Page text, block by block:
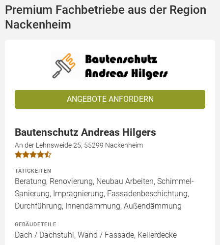
Premium Fachbetriebe aus der Region
Nackenheim
ANGEBOTE ANFORDERN
Bautenschutz Andreas Hilgers
An der Lehnsweide 25, 55299 Nackenheim
TÄTIGKEITEN
Beratung, Renovierung, Neubau Arbeiten, Schimmel-
Sanierung, Imprägnierung, Fassadenbeschichtung,
Durchführung, Innendämmung, Außendämmung
GEBÄUDETEILE
Dach / Dachstuhl, Wand / Fassade, Kellerdecke